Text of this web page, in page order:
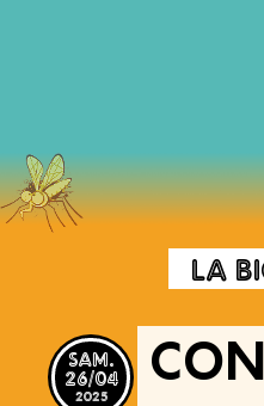
La
sam.
26/04
2025